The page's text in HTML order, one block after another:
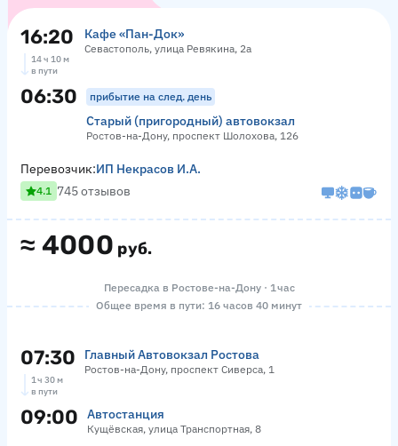
16:20 Кафе «Пан-Док»
Севастополь, улица Ревякина, 2а
14 ч 10 м
в пути
06:30 прибытие на след. день
Старый (пригородный) автовокзал
Ростов-на-Дону, проспект Шолохова, 126
≈ 4000 руб.
Перевозчик:ИП Некрасов И.А.
4.1 745 отзывов
Пересадка в Ростове-на-Дону · 1 час
Общее время в пути: 16 часов 40 минут
07:30 Главный Автовокзал Ростова
Ростов-на-Дону, проспект Сиверса, 1
1 ч 30 м
в пути
09:00 Автостанция
Кущёвская, улица Транспортная, 8